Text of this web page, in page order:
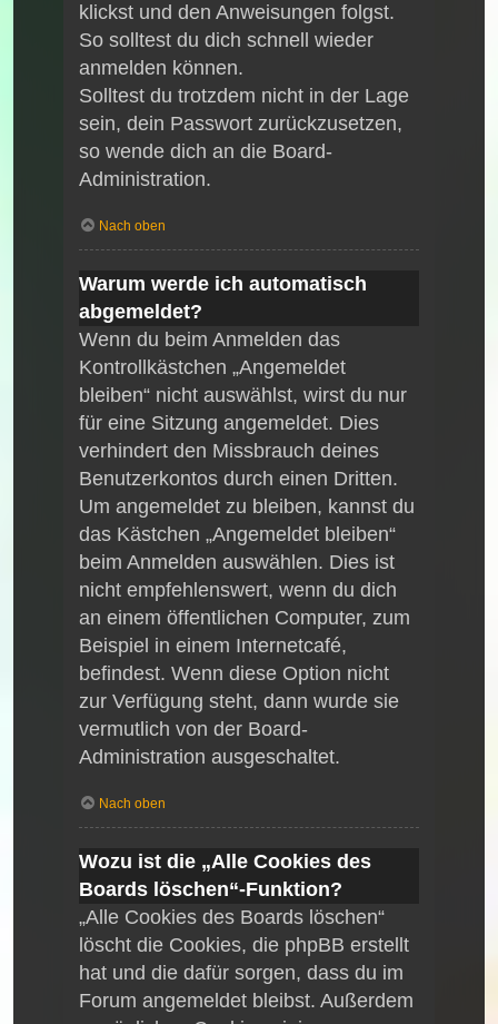
klickst und den Anweisungen folgst.
So solltest du dich schnell wieder
anmelden können.
Solltest du trotzdem nicht in der Lage
sein, dein Passwort zurückzusetzen,
so wende dich an die Board-
Administration.
Nach oben
Warum werde ich automatisch
abgemeldet?
Wenn du beim Anmelden das
Kontrollkästchen „Angemeldet
bleiben“ nicht auswählst, wirst du nur
für eine Sitzung angemeldet. Dies
verhindert den Missbrauch deines
Benutzerkontos durch einen Dritten.
Um angemeldet zu bleiben, kannst du
das Kästchen „Angemeldet bleiben“
beim Anmelden auswählen. Dies ist
nicht empfehlenswert, wenn du dich
an einem öffentlichen Computer, zum
Beispiel in einem Internetcafé,
befindest. Wenn diese Option nicht
zur Verfügung steht, dann wurde sie
vermutlich von der Board-
Administration ausgeschaltet.
Nach oben
Wozu ist die „Alle Cookies des
Boards löschen“-Funktion?
„Alle Cookies des Boards löschen“
löscht die Cookies, die phpBB erstellt
hat und die dafür sorgen, dass du im
Forum angemeldet bleibst. Außerdem